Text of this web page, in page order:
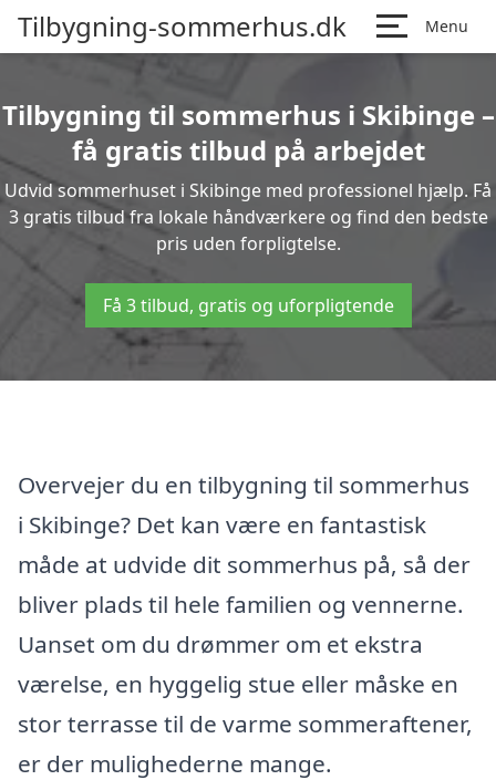
Tilbygning-sommerhus.dk Menu
Tilbygning til sommerhus i Skibinge –
få gratis tilbud på arbejdet
Udvid sommerhuset i Skibinge med professionel hjælp. Få
3 gratis tilbud fra lokale håndværkere og find den bedste
pris uden forpligtelse.
Få 3 tilbud, gratis og uforpligtende
Overvejer du en tilbygning til sommerhus
i Skibinge? Det kan være en fantastisk
måde at udvide dit sommerhus på, så der
bliver plads til hele familien og vennerne.
Uanset om du drømmer om et ekstra
værelse, en hyggelig stue eller måske en
stor terrasse til de varme sommeraftener,
er der mulighederne mange.